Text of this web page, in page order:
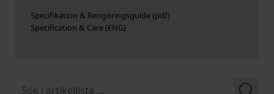
Specifikation & Rengöringsguide
Specification & Care (ENG)